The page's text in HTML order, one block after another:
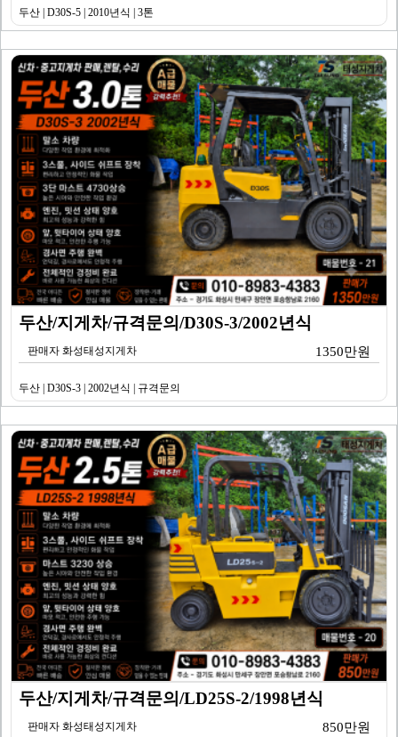
두산 | D30S-5 | 2010년식 | 3톤
두산/지게차/규격문의/D30S-3/2002년식
판매자 화성태성지게차 1350만원
두산 | D30S-3 | 2002년식 | 규격문의
두산/지게차/규격문의/LD25S-2/1998년식
판매자 화성태성지게차 850만원